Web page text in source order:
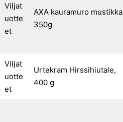
Viljat
uotte
et
AXA kauramuro mustikka
350g
Viljat
uotte
et
Urtekram Hirssihiutale,
400 g